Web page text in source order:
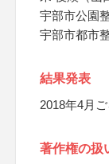
宇部市公園
宇部市都市
結果発表
2018年4月ご
著作権の扱